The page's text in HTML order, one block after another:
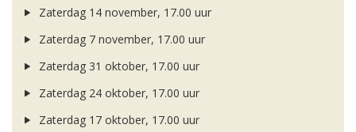
Zaterdag 14 november, 17.00 uur
Zaterdag 7 november, 17.00 uur
Zaterdag 31 oktober, 17.00 uur
Zaterdag 24 oktober, 17.00 uur
Zaterdag 17 oktober, 17.00 uur